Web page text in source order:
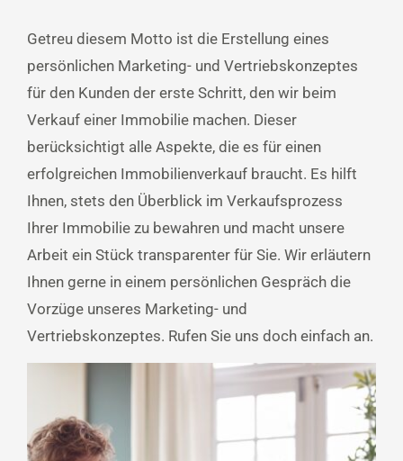
Getreu diesem Motto ist die Erstellung eines
persönlichen Marketing- und Vertriebskonzeptes
für den Kunden der erste Schritt, den wir beim
Verkauf einer Immobilie machen. Dieser
berücksichtigt alle Aspekte, die es für einen
erfolgreichen Immobilienverkauf braucht. Es hilft
Ihnen, stets den Überblick im Verkaufsprozess
Ihrer Immobilie zu bewahren und macht unsere
Arbeit ein Stück transparenter für Sie. Wir erläutern
Ihnen gerne in einem persönlichen Gespräch die
Vorzüge unseres Marketing- und
Vertriebskonzeptes. Rufen Sie uns doch einfach an.